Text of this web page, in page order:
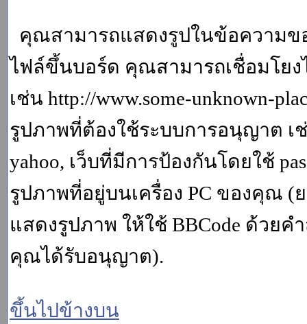
คุณสามารถแสดงรูปในข้อความ
ไฟล์ขึ้นบอร์ด คุณสามารถเชื่อมโยง
เช่น http://www.some-unknown-
รูปภาพที่ต้องใช้ระบบการอนุญาต เ
yahoo, เว็บที่มีการป้องกันโดยใช้
รูปภาพที่อยู่บนเครื่อง PC ของคุณ (
แสดงรูปภาพ ให้ใช้ BBCode ด้วย
คุณได้รับอนุญาต).
ขึ้นไปข้างบน